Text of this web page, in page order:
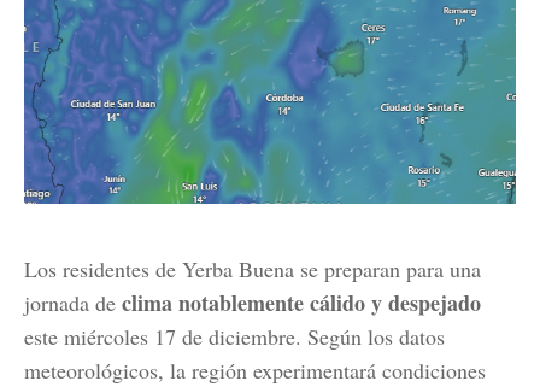
Los residentes de Yerba Buena se preparan para una
jornada de clima notablemente cálido y despejado
este miércoles 17 de diciembre. Según los datos
meteorológicos, la región experimentará condiciones